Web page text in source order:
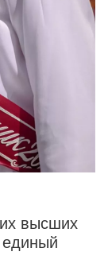
высших
единый